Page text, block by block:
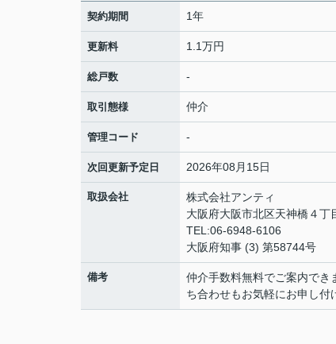
契約期間 1年
更新料 1.1万円
総戸数 -
取引態様 仲介
管理コード -
次回更新予定日 2026年08月15日
取扱会社
株式会社アンティ
大阪府大阪市北区天神橋４丁
TEL:06-6948-6106
大阪府知事 (3) 第58744号
備考
仲介手数料無料でご案内でき
ち合わせもお気軽にお申し付